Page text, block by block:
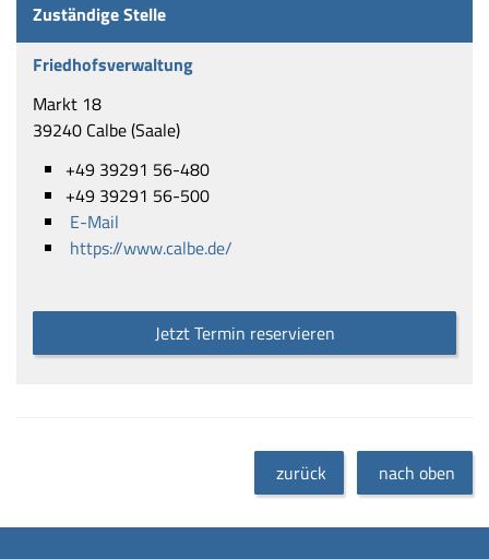
Zuständige Stelle
Friedhofsverwaltung
Markt 18
39240 Calbe (Saale)
+49 39291 56-480
+49 39291 56-500
E-Mail
https://www.calbe.de/
Jetzt Termin reservieren
zurück nach oben